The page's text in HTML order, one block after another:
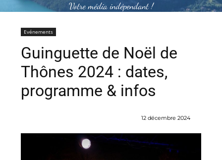
Votre média indépendant !
Evénements
Guinguette de Noël de
Thônes 2024 : dates,
programme & infos
12 décembre 2024